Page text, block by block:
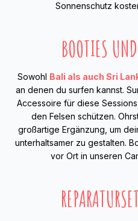
Sonnenschutz
BOOTIES
Sowohl Bali als auch Sri
an denen du surfen kannst.
Accessoire für diese
den Felsen schützen.
großartige Ergänzung, um
unterhaltsamer zu gestalten.
vor Ort in unseren